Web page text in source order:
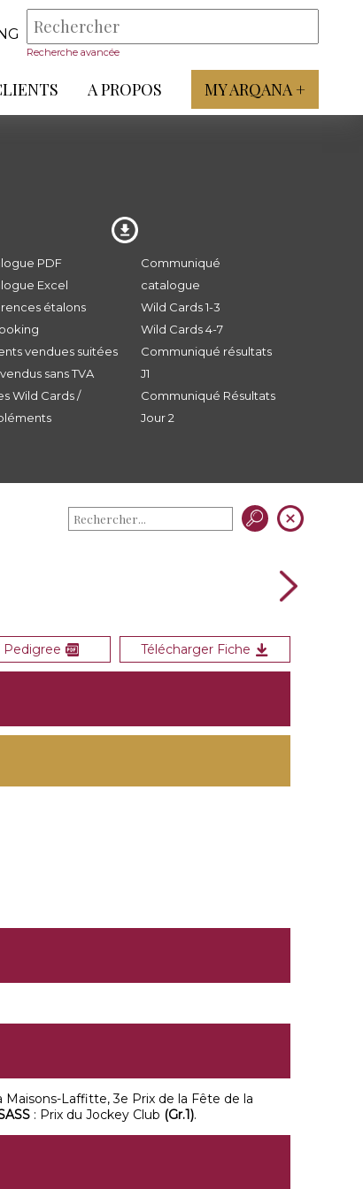
Recherche avancée
A PROPOS MY ARQANA +
PDF
Excel
étalons
vendues suitées
sans TVA
Wild Cards /
Communiqué
catalogue
Wild Cards 1-3
Wild Cards 4-7
Communiqué résultats
J1
Communiqué Résultats
Jour 2
Pedigree Télécharger Fiche
Maisons-Laffitte, 3e Prix de la Fête de la
: Prix du Jockey Club (Gr.1).